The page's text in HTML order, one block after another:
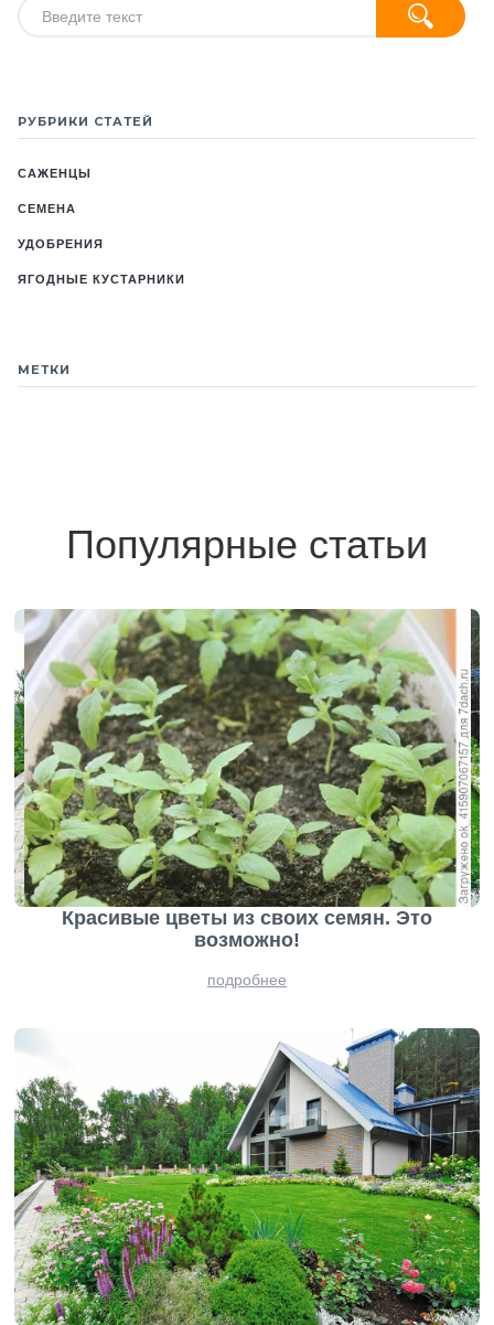
РУБРИКИ СТАТЕЙ
САЖЕНЦЫ
СЕМЕНА
УДОБРЕНИЯ
ЯГОДНЫЕ КУСТАРНИКИ
МЕТКИ
Популярные статьи
Красивые цветы из своих семян. Это
возможно!
подробнее